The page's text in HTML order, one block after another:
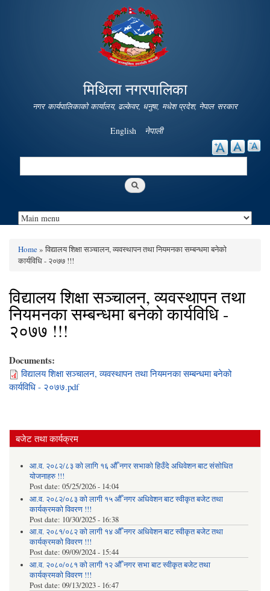
Skip to
main
content
मिथिला नगरपालिका
नगर कार्यपालिकाको कार्यालय, ढल्केवर, धनुषा, मधेश प्रदेश, नेपाल सरकार
English नेपाली
Search
You are here
Home» विद्यालय शिक्षा सञ्चालन, व्यवस्थापन तथा नियमनका सम्बन्धमा बनेको
कार्यविधि - २०७७ !!!
विद्यालय शिक्षा सञ्चालन, व्यवस्थापन तथा
नियमनका सम्बन्धमा बनेको कार्यविधि -
२०७७ !!!
Documents:
विद्यालय शिक्षा सञ्चालन, व्यवस्थापन तथा नियमनका सम्बन्धमा बनेको
कार्यविधि - २०७७.pdf
बजेट तथा कार्यक्रम
आ.व. २०८२/८३ को लागि १६ औँ नगर सभाको हिउँदे अधिवेशन बाट संसोधित
योजनाहरु !!!
Post date: 05/25/2026 - 14:04
आ.व. २०८२/०८३ को लागी १५ औँ नगर अधिवेशन बाट स्वीकृत बजेट तथा
कार्यक्रमको विवरण !!!
Post date: 10/30/2025 - 16:38
आ.व. २०८१/०८२ को लागी १४ औँ नगर अधिवेशन बाट स्वीकृत बजेट तथा
कार्यक्रमको विवरण !!!
Post date: 09/09/2024 - 15:44
आ.व. २०८०/०८१ को लागी १२ औँ नगर सभा बाट स्वीकृत बजेट तथा
कार्यक्रमको विवरण !!!
Post date: 09/13/2023 - 16:47